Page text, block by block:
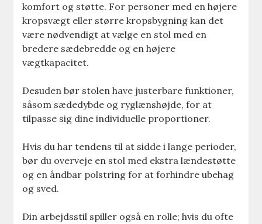
komfort og støtte. For personer med en højere
kropsvægt eller større kropsbygning kan det
være nødvendigt at vælge en stol med en
bredere sædebredde og en højere
vægtkapacitet.
Desuden bør stolen have justerbare funktioner,
såsom sædedybde og ryglænshøjde, for at
tilpasse sig dine individuelle proportioner.
Hvis du har tendens til at sidde i lange perioder,
bør du overveje en stol med ekstra lændestøtte
og en åndbar polstring for at forhindre ubehag
og sved.
Din arbejdsstil spiller også en rolle; hvis du ofte